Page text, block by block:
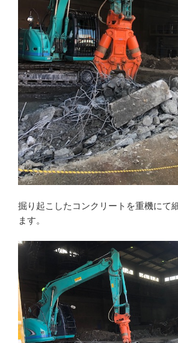
掘り起こしたコンクリートを重機にて
ます。